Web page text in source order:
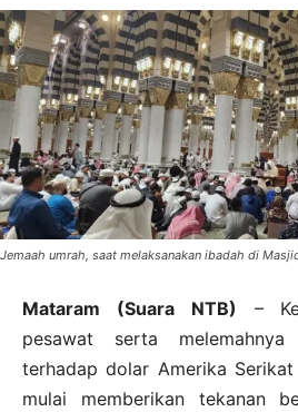
Jemaah umrah, saat melaksanakan ibadah di
Mataram (Suara NTB) –
pesawat serta
terhadap dolar Amerika
mulai memberikan tekanan